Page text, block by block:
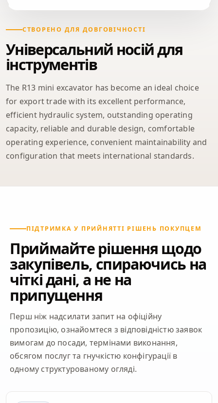
СТВОРЕНО ДЛЯ ДОВГОВІЧНОСТІ
Універсальний носій для
інструментів
The R13 mini excavator has become an ideal choice
for export trade with its excellent performance,
efficient hydraulic system, outstanding operating
capacity, reliable and durable design, comfortable
operating experience, convenient maintainability and
configuration that meets international standards.
ПІДТРИМКА У ПРИЙНЯТТІ РІШЕНЬ ПОКУПЦЕМ
Приймайте рішення щодо
закупівель, спираючись на
чіткі дані, а не на
припущення
Перш ніж надсилати запит на офіційну
пропозицію, ознайомтеся з відповідністю заявок
вимогам до посади, термінами виконання,
обсягом послуг та гнучкістю конфігурації в
одному структурованому огляді.